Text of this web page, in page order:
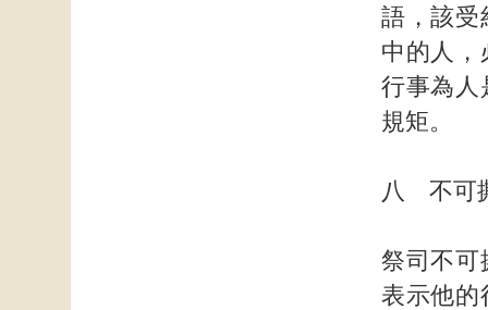
語，該受
中的人，
行事為人
規矩。
八 不可
祭司不可
表示他的